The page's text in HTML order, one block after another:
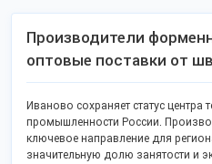
Производители
оптовые поставки от
Иваново сохраняет статус центра
промышленности России.
ключевое направление для
значительную долю занятости и